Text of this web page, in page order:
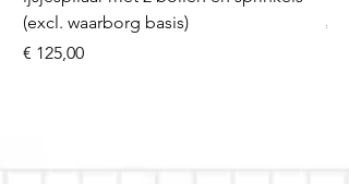
(excl. waarborg basis)
Prijs
€ 125,00
Prijs
€